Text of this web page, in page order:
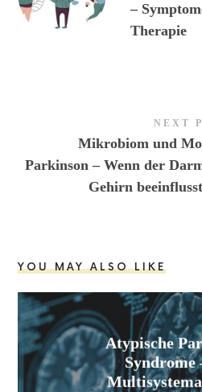
–
Therapie
NEXT
Mikrobiom und
Parkinson – Wenn der
Gehirn beeinflusst
YOU MAY ALSO LIKE
Atypische
Syndrome